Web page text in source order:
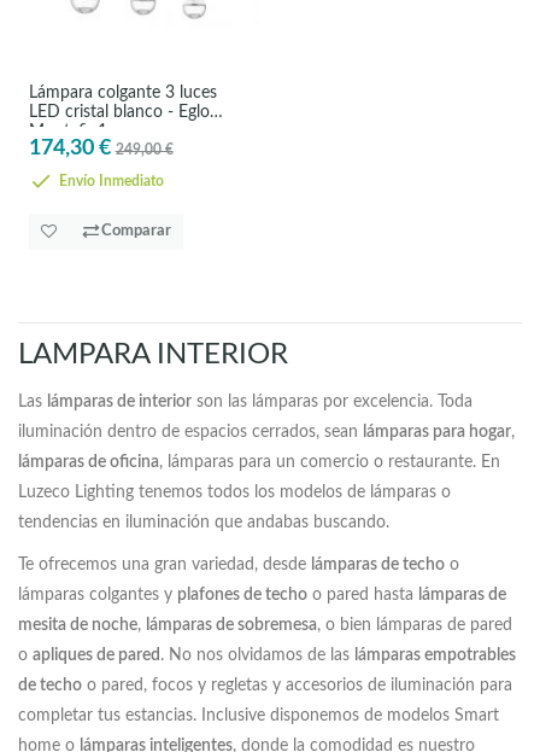
Lámpara colgante 3 luces
LED cristal blanco - Eglo
Montefio1
174,30 € 249,00 €
Envío Inmediato
Comparar
LAMPARA INTERIOR
Las lámparas de interior son las lámparas por excelencia. Toda
iluminación dentro de espacios cerrados, sean lámparas para hogar,
lámparas de oficina, lámparas para un comercio o restaurante. En
Luzeco Lighting tenemos todos los modelos de lámparas o
tendencias en iluminación que andabas buscando.
Te ofrecemos una gran variedad, desde lámparas de techo o
lámparas colgantes y plafones de techo o pared hasta lámparas de
mesita de noche, lámparas de sobremesa, o bien lámparas de pared
o apliques de pared . No nos olvidamos de las lámparas empotrables
de techo o pared, focos y regletas y accesorios de iluminación para
completar tus estancias. Inclusive disponemos de modelos Smart
home o lámparas inteligentes, donde la comodidad es nuestro